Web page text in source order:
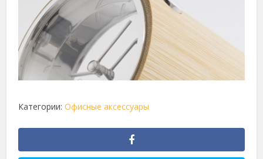
Категории:Офисные аксессуары